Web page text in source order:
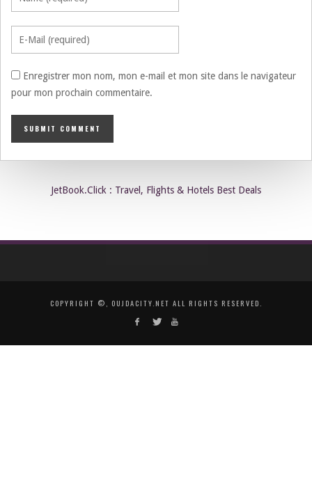
Enregistrer mon nom, mon e-mail et mon site dans le navigateur
pour mon prochain commentaire.
JetBook.Click : Travel, Flights & Hotels Best Deals
COPYRIGHT ©, OUJDACITY.NET ALL RIGHTS RESERVED.